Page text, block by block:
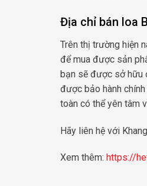
Địa chỉ bán loa
Trên thị trường hiện
để mua được sản
bạn sẽ được sở hữu
được bảo hành
toàn có thể yên tâm
Hãy liên hệ với
Xem thêm: https://